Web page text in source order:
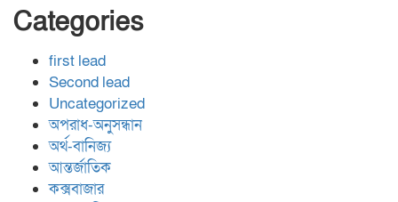
Categories
first lead
Second lead
Uncategorized
অপরাধ-অনুসন্ধান
অর্থ-বানিজ্য
আন্তর্জাতিক
কক্সবাজার